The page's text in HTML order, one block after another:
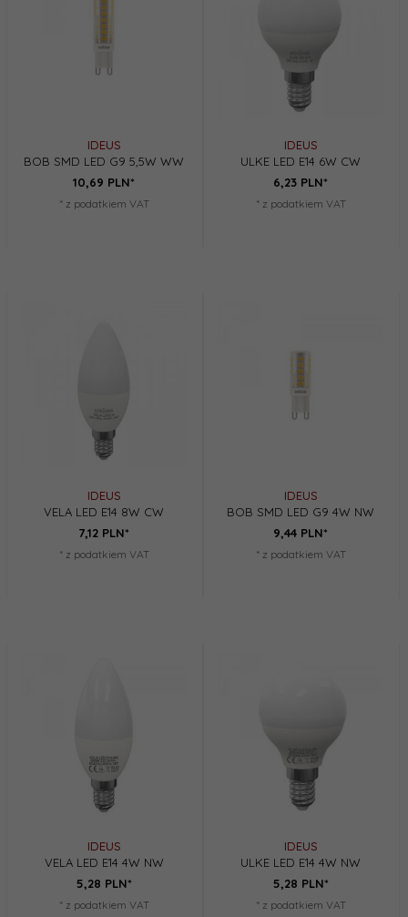
IDEUS
BOB SMD LED G9 5,5W WW
10,69 PLN*
* z podatkiem VAT
IDEUS
ULKE LED E14 6W CW
6,23 PLN*
* z podatkiem VAT
IDEUS
VELA LED E14 8W CW
7,12 PLN*
* z podatkiem VAT
IDEUS
BOB SMD LED G9 4W NW
9,44 PLN*
* z podatkiem VAT
IDEUS
VELA LED E14 4W NW
5,28 PLN*
* z podatkiem VAT
IDEUS
ULKE LED E14 4W NW
5,28 PLN*
* z podatkiem VAT